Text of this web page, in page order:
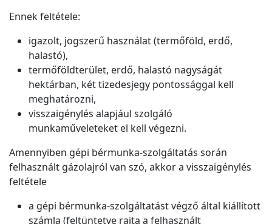
Ennek feltétele:
igazolt, jogszerű használat (termőföld, erdő,
halastó),
termőföldterület, erdő, halastó nagyságát
hektárban, két tizedesjegy pontossággal kell
meghatározni,
visszaigénylés alapjául szolgáló
munkaműveleteket el kell végezni.
Amennyiben gépi bérmunka-szolgáltatás során
felhasznált gázolajról van szó, akkor a visszaigénylés
feltétele
a gépi bérmunka-szolgáltatást végző által kiállított
számla (feltüntetve rajta a felhasznált